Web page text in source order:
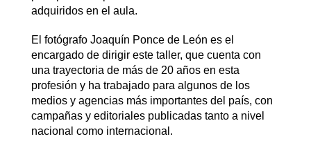
adquiridos en el aula.
El fotógrafo Joaquín Ponce de León es el
encargado de dirigir este taller, que cuenta con
una trayectoria de más de 20 años en esta
profesión y ha trabajado para algunos de los
medios y agencias más importantes del país, con
campañas y editoriales publicadas tanto a nivel
nacional como internacional.